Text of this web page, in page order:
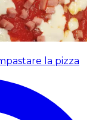
la pizza